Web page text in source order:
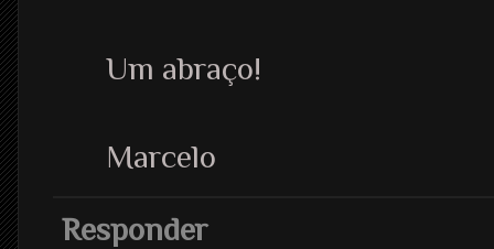
Um abraço!
Marcelo
Responder